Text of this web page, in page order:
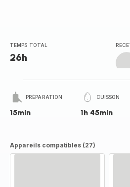
TEMPS TOTAL
26h
PRÉPARATION
15min
CUISSON
1h 45min
Appareils compatibles (27)